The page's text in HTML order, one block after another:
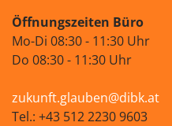
Öffnungszeiten Büro
Mo-Di 08:30 - 11:30 Uhr
Do 08:30 - 11:30 Uhr
zukunft.glauben@dibk.at
Tel.: +43 512 2230 9603